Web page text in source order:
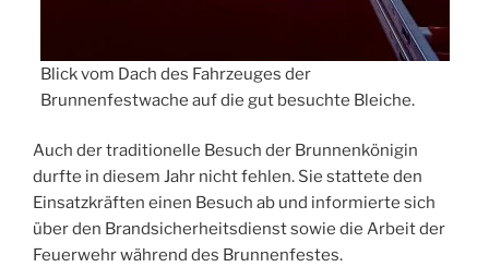
Blick vom Dach des Fahrzeuges der
Brunnenfestwache auf die gut besuchte Bleiche.
Auch der traditionelle Besuch der Brunnenkönigin
durfte in diesem Jahr nicht fehlen. Sie stattete den
Einsatzkräften einen Besuch ab und informierte sich
über den Brandsicherheitsdienst sowie die Arbeit der
Feuerwehr während des Brunnenfestes.